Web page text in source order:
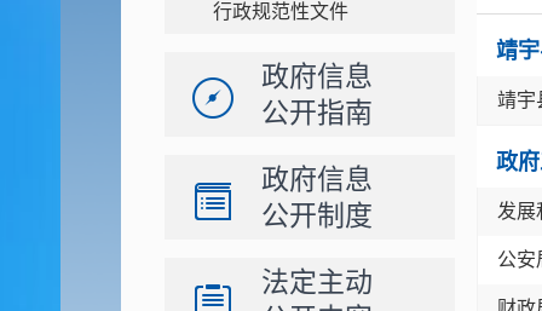
行政规范性文件
政府信息
公开指南
政府信息
公开制度
法定主动
靖
靖宇
政
发展
公安